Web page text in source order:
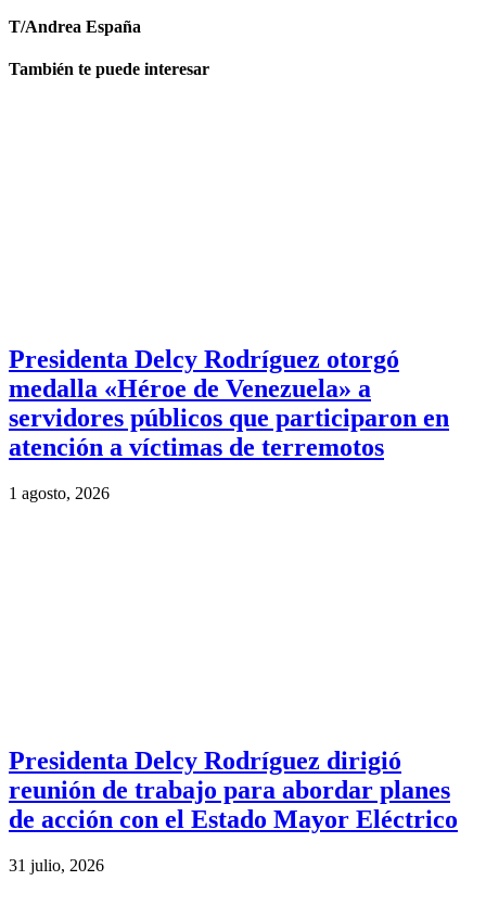
T/Andrea España
También te puede interesar
Presidenta Delcy Rodríguez otorgó
medalla «Héroe de Venezuela» a
servidores públicos que participaron en
atención a víctimas de terremotos
1 agosto, 2026
Presidenta Delcy Rodríguez dirigió
reunión de trabajo para abordar planes
de acción con el Estado Mayor Eléctrico
31 julio, 2026